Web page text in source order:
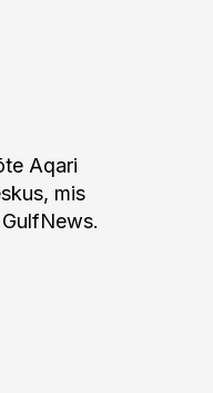
Aqari
mis